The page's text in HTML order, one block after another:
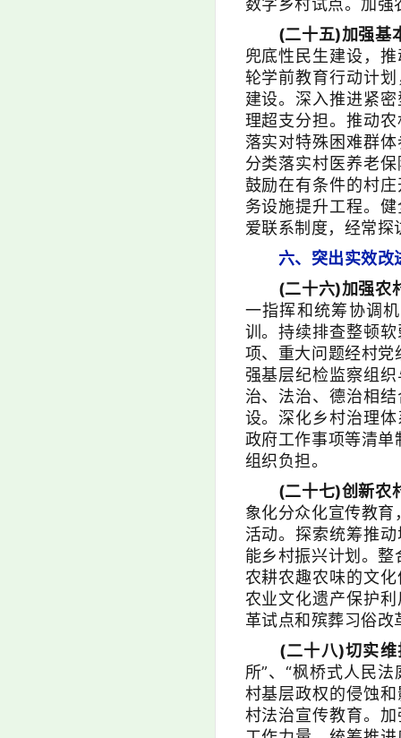
数字乡村试点。加
(二十五)加强基
兜底性民生建设，
轮学前教育行动计
建设。深入推进紧
理超支分担。推动
落实对特殊困难群
分类落实村医养老
鼓励在有条件的村
务设施提升工程。
爱联系制度，经常
六、突出实效改
(二十六)加强农
一指挥和统筹协调
训。持续排查整顿
项、重大问题经村党
强基层纪检监察组
治、法治、德治相
设。深化乡村治理
政府工作事项等清单
组织负担。
(二十七)创新农
象化分众化宣传教
活动。探索统筹推
能乡村振兴计划。
农耕农趣农味的文
农业文化遗产保护
革试点和殡葬习俗
(二十八)切实
所”、“枫桥式人民
村基层政权的侵蚀
村法治宣传教育。